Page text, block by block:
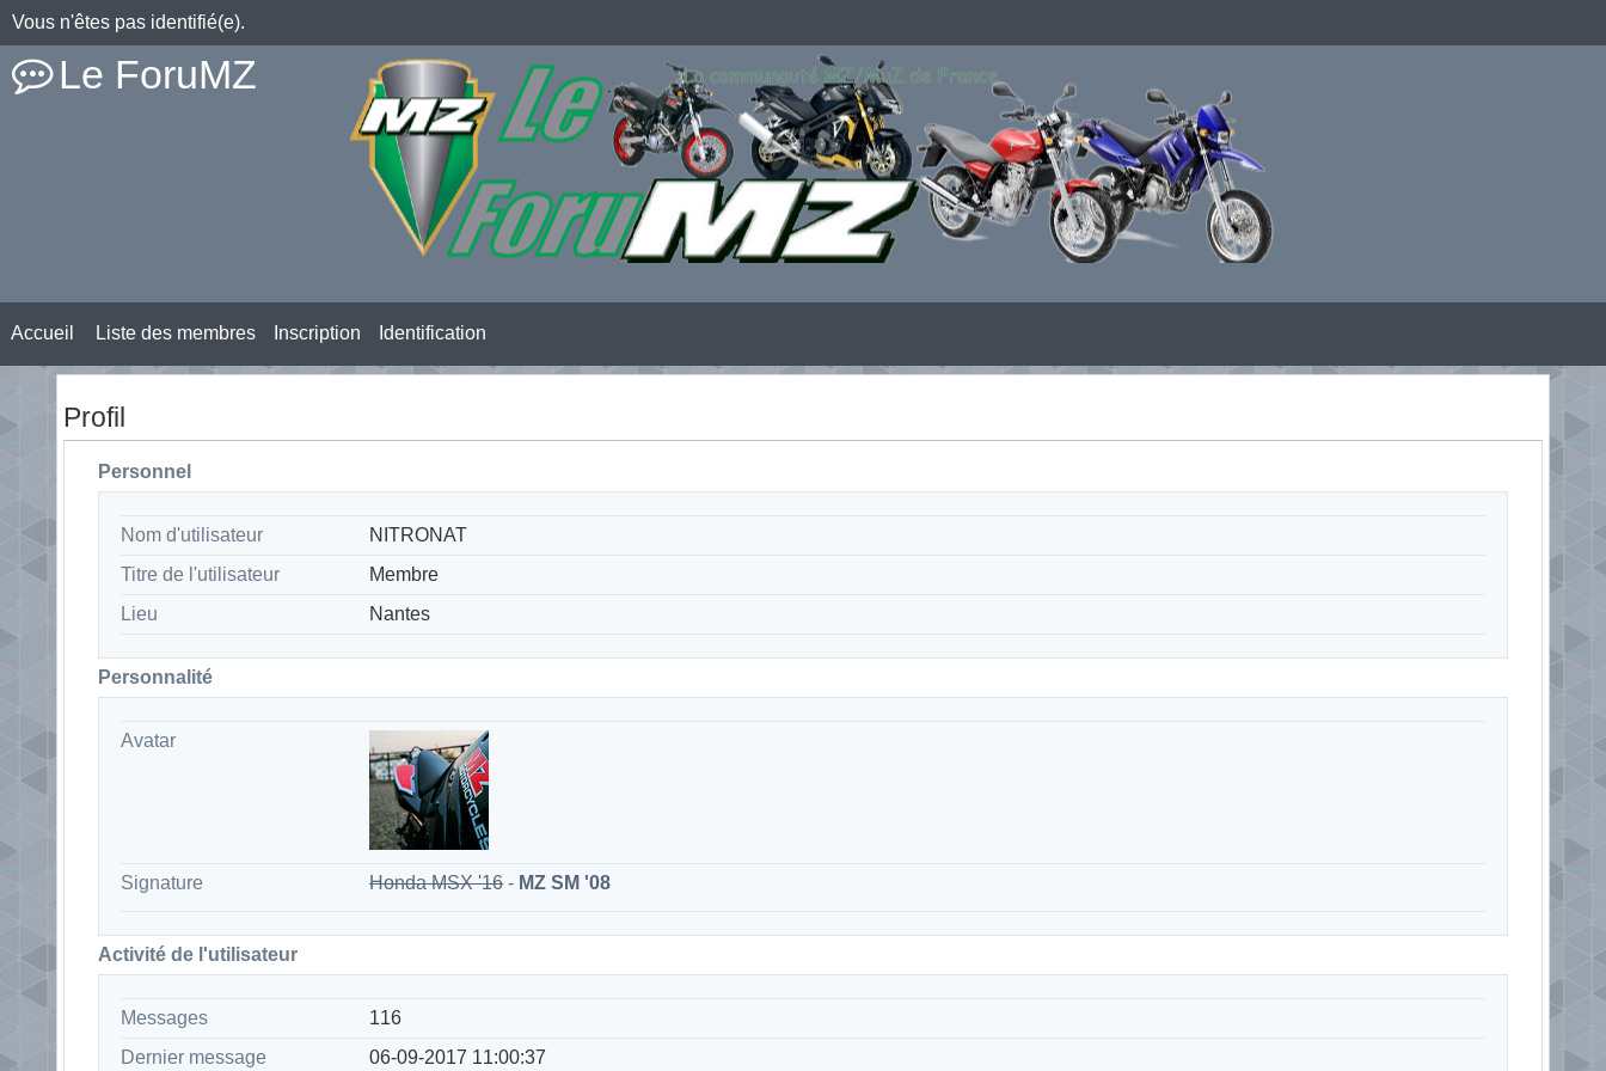
Vous n'êtes pas identifié(e).
Le ForuMZ
Accueil Liste des membres Inscription Identification
Profil
Personnel
Nom d'utilisateur
NITRONAT
Titre de l'utilisateur
Membre
Lieu
Nantes
Personnalité
Avatar
Signature Honda MSX '16 - MZ SM '08
Activité de l'utilisateur
Messages
116
Dernier message
06-09-2017 11:00:37